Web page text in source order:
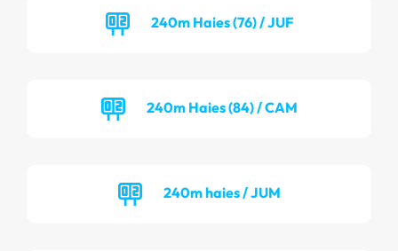
240m Haies (76) / JUF
240m Haies (84) / CAM
240m haies / JUM